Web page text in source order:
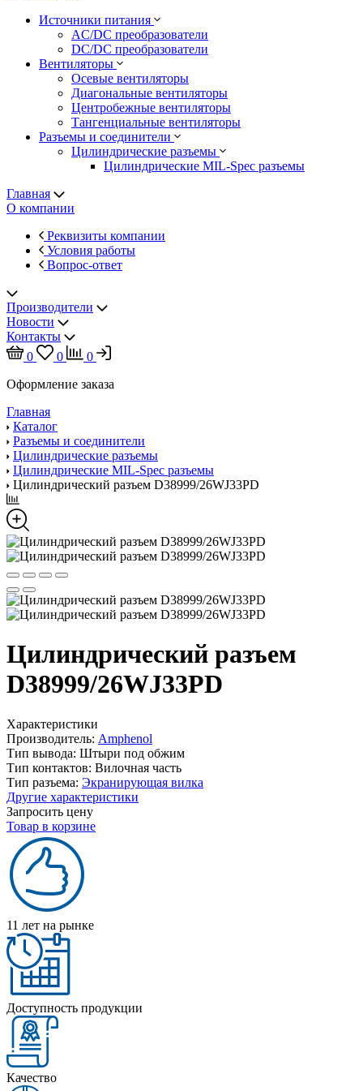
Источники питания
AC/DC преобразователи
DC/DC преобразователи
Вентиляторы
Осевые вентиляторы
Диагональные вентиляторы
Центробежные вентиляторы
Тангенциальные вентиляторы
Разъемы и соединители
Цилиндрические разъемы
Цилиндрические MIL-Spec разъемы
Главная
О компании
Реквизиты компании
Условия работы
Вопрос-ответ
Производители
Новости
Контакты
0
0
0
Оформление заказа
Главная
Каталог
Разъемы и соединители
Цилиндрические разъемы
Цилиндрические MIL-Spec разъемы
Цилиндрический разъем D38999/26WJ33PD
Цилиндрический разъем
D38999/26WJ33PD
Характеристики
Производитель: Amphenol
Тип вывода: Штыри под обжим
Тип контактов: Вилочная часть
Тип разъема: Экранирующая вилка
Другие характеристики
Запросить цену
Товар в корзине
11 лет на рынке
Доступность продукции
Качество